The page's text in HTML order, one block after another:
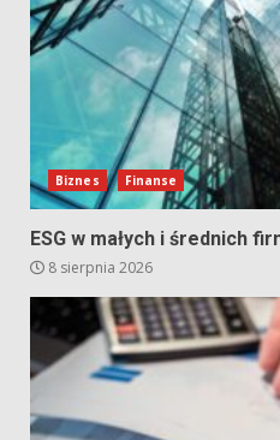
Biznes Finanse
ESG w małych i średnich
8 sierpnia 2026